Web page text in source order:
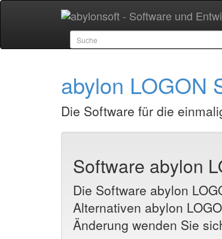
abylon LOGON
Die Software für die
Software abylon
Die Software abylon
Alternativen abylon
Änderung wenden Sie